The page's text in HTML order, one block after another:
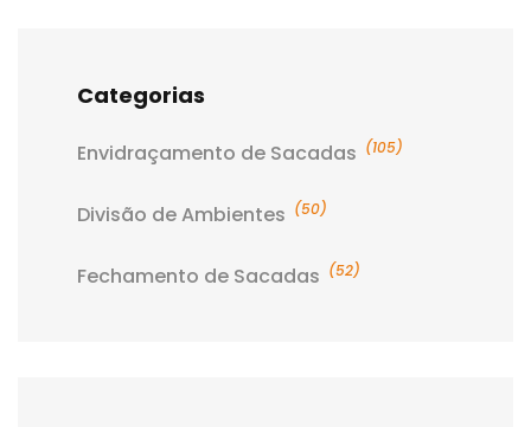
Categorias
Envidraçamento de Sacadas (105)
Divisão de Ambientes (50)
Fechamento de Sacadas (52)